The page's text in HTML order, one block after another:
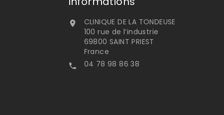

CLINIQUE DE LA TONDEUSE
100 rue de l’industrie
69800 SAINT PRIEST
France
 04 78 98 86 38